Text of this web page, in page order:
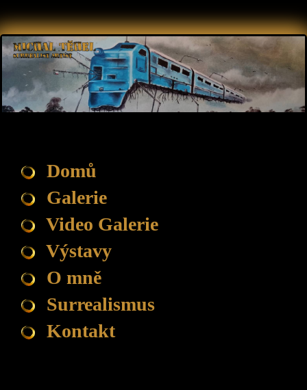
Domů
Galerie
Video Galerie
Výstavy
O mně
Surrealismus
Kontakt